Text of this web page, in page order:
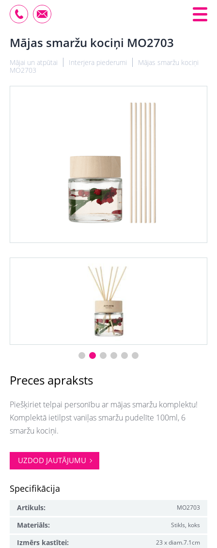
Mājas smaržu kociņi MO2703
Mājai un atpūtai Interjera piederumi
Mājas smaržu kociņi
MO2703
Preces apraksts
Piešķiriet telpai personību ar mājas smaržu komplektu!
Komplektā ietilpst vaniļas smaržu pudelīte 100ml, 6
smaržu kociņi.
UZDOD JAUTĀJUMU
Specifikācija
Artikuls: MO2703
Materiāls: Stikls, koks
Izmērs kastītei: 23 x diam.7.1cm